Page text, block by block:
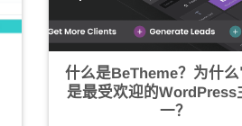
什么是BeTheme？为什
是最受欢迎的WordPress
一？